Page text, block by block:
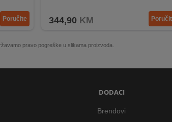
Poručite 344,90 KM
pravo pogreške u slikama proizvoda.
DODACI
Brendovi